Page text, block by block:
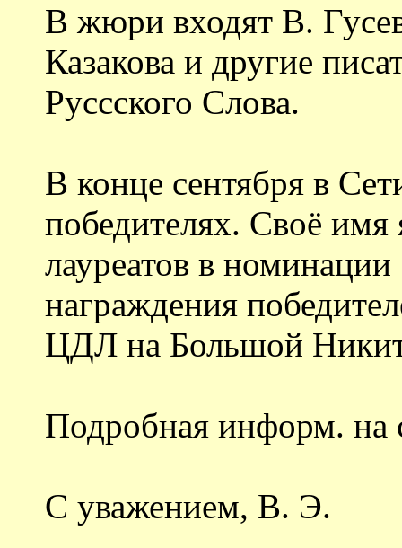
В жюри входят В.
Казакова и другие
Руссского Слова.
В конце сентября в
победителях. Своё имя
лауреатов в
награждения
ЦДЛ на Большой
Подробная информ. на
С уважением, В. Э.